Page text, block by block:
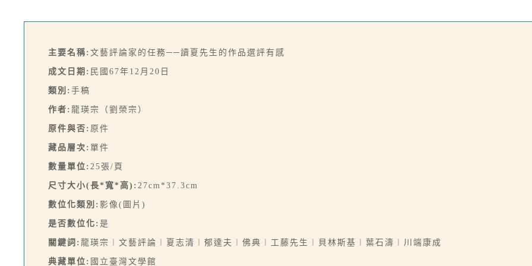
主要名稱: 文藝評論家的任務──讀夏先生的作品選評有感
成文日期: 民國67年12月20日
類別: 手稿
作者: 龍瑛宗（劉榮宗）
原件與否: 原件
藏品層次: 單件
數量單位: 25張/頁
尺寸大小(長*寬*高): 27cm*37.3cm
數位化類別: 影像(圖片)
是否數位化: 是
關鍵詞: 龍瑛宗︱文藝評論︱夏志清︱郁達夫︱佛典︱工藤先生︱貝林斯基︱葉石濤︱川端康成
典藏單位: 國立臺灣文學館